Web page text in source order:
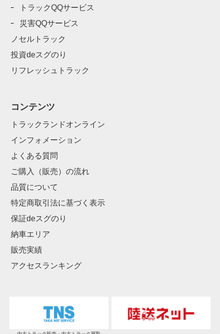
トラックQQサービス
災害QQサービス
ノセルトラック
投資deスグのり
リフレッシュトラック
コンテンツ
トラックランドオンライン
インフォメーション
よくある質問
ご購入（販売）の流れ
品質について
特定商取引法に基づく表示
保証deスグのり
納車エリア
販売実績
アクセスランキング